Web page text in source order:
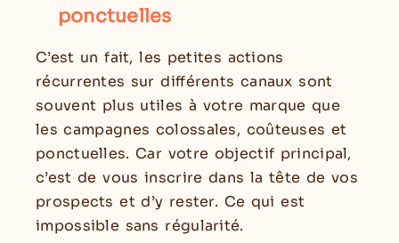
ponctuelles
C’est un fait, les petites actions
récurrentes sur différents canaux sont
souvent plus utiles à votre marque que
les campagnes colossales, coûteuses et
ponctuelles. Car votre objectif principal,
c’est de vous inscrire dans la tête de vos
prospects et d’y rester. Ce qui est
impossible sans régularité.